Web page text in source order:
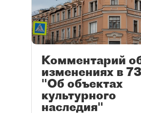
Комментарий
изменениях в
"Об объектах
культурного
наследия"